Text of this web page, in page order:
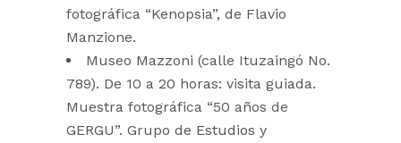
fotográfica “Kenopsia”, de Flavio
Manzione.
Museo Mazzoni (calle Ituzaingó No.
789). De 10 a 20 horas: visita guiada.
Muestra fotográfica “50 años de
GERGU”. Grupo de Estudios y